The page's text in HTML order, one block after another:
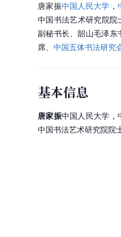
唐家振中国人民大学 ，
中国书法艺术研究院院
副秘书长、韶山毛泽东
席、 中国五体书法研究
基本信息
唐家振中国人民大学，
中国书法艺术研究院院